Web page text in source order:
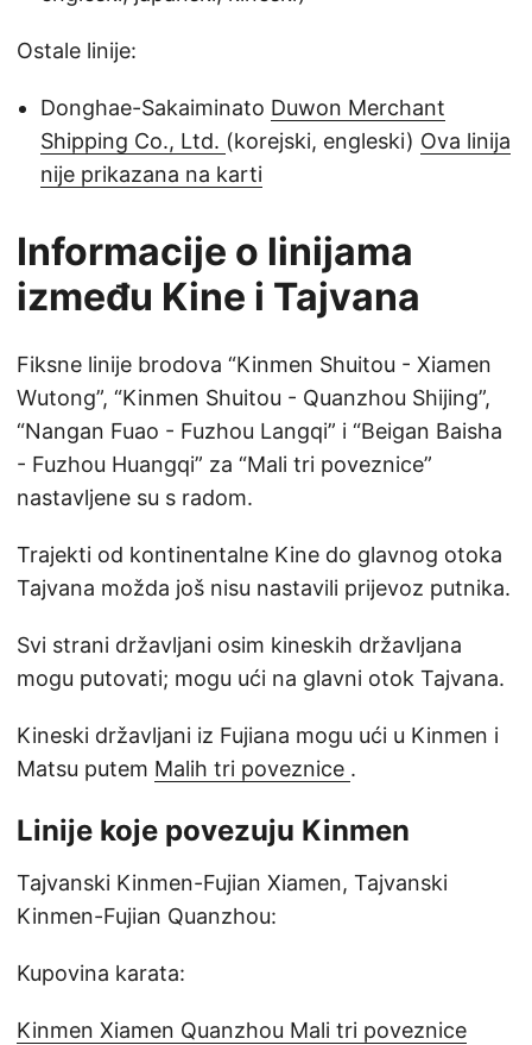
Ostale linije:
Donghae-Sakaiminato Duwon Merchant
Shipping Co., Ltd. (korejski, engleski) Ova linija
nije prikazana na karti
Informacije o linijama
između Kine i Tajvana
Fiksne linije brodova “Kinmen Shuitou - Xiamen
Wutong”, “Kinmen Shuitou - Quanzhou Shijing”,
“Nangan Fuao - Fuzhou Langqi” i “Beigan Baisha
- Fuzhou Huangqi” za “Mali tri poveznice”
nastavljene su s radom.
Trajekti od kontinentalne Kine do glavnog otoka
Tajvana možda još nisu nastavili prijevoz putnika.
Svi strani državljani osim kineskih državljana
mogu putovati; mogu ući na glavni otok Tajvana.
Kineski državljani iz Fujiana mogu ući u Kinmen i
Matsu putem Malih tri poveznice .
Linije koje povezuju Kinmen
Tajvanski Kinmen-Fujian Xiamen, Tajvanski
Kinmen-Fujian Quanzhou:
Kupovina karata:
Kinmen Xiamen Quanzhou Mali tri poveznice